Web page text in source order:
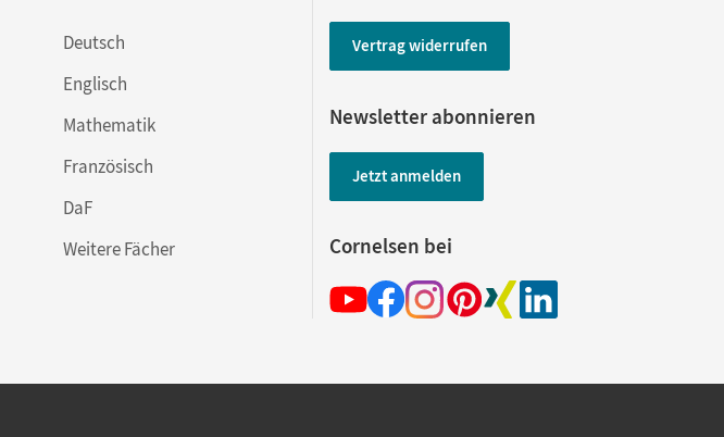
Deutsch
Englisch
Mathematik
Französisch
DaF
Weitere Fächer
Vertrag widerrufen
Newsletter abonnieren
Jetzt anmelden
Cornelsen bei